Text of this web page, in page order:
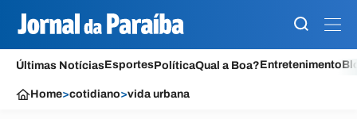
Últimas NotíciasEsportesPolíticaQual a Boa?Entretenimento
Home>cotidiano>vida urbana